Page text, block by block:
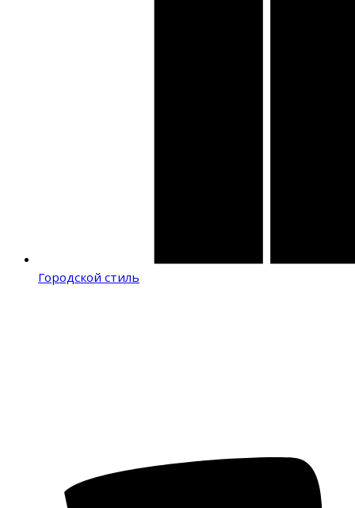
Городской стиль